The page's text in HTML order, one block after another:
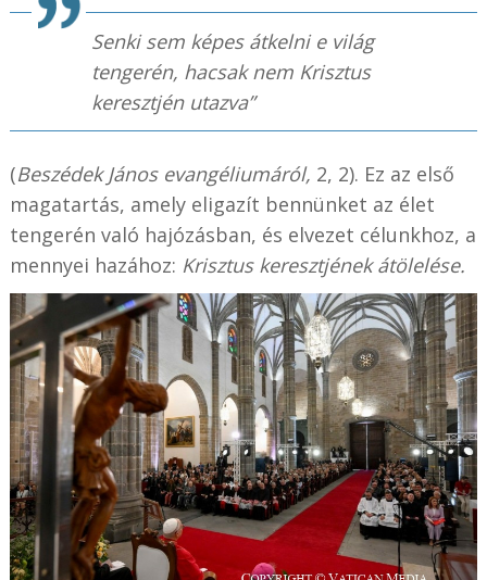
Senki sem képes átkelni e világ
tengerén, hacsak nem Krisztus
keresztjén utazva”
(Beszédek János evangéliumáról, 2, 2). Ez az első
magatartás, amely eligazít bennünket az élet
tengerén való hajózásban, és elvezet célunkhoz, a
mennyei hazához: Krisztus keresztjének átölelése.